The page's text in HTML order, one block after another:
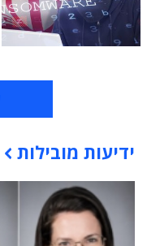
תוכן פרסומי
ידיעות מובילות